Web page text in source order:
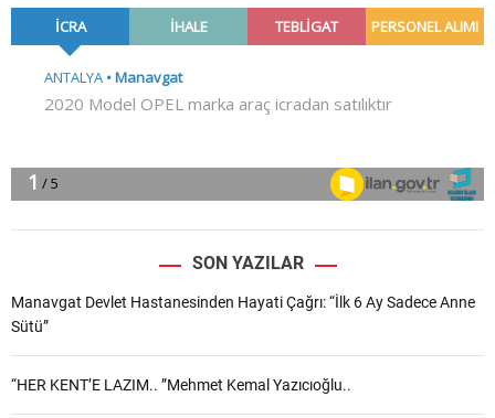
SON YAZILAR
Manavgat Devlet Hastanesinden Hayati Çağrı: “İlk 6 Ay Sadece Anne
Sütü”
“HER KENT’E LAZIM.. ”Mehmet Kemal Yazıcıoğlu..